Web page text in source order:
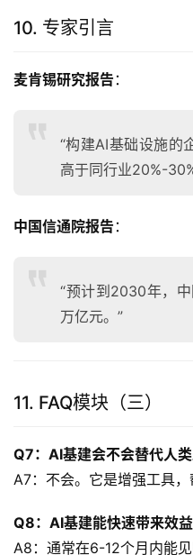
10. 专家引言
麦肯锡研究报告 ：
“构建AI基础设施的
高于同行业20%-
中国信通院报告 ：
“预计到2030年，
万亿元。”
11. FAQ模块（三）
Q7：AI基建会不会替代人类
A7：不会。它是增强工具，
Q8：AI基建能快速带来效益
A8：通常在6-12个月内能见